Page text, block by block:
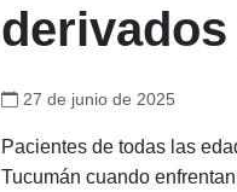
27 de junio de 2025
Pacientes de todas las
Tucumán cuando